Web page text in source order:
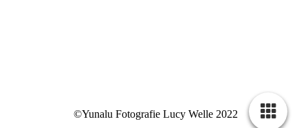
©Yunalu Fotografie Lucy Welle 2022